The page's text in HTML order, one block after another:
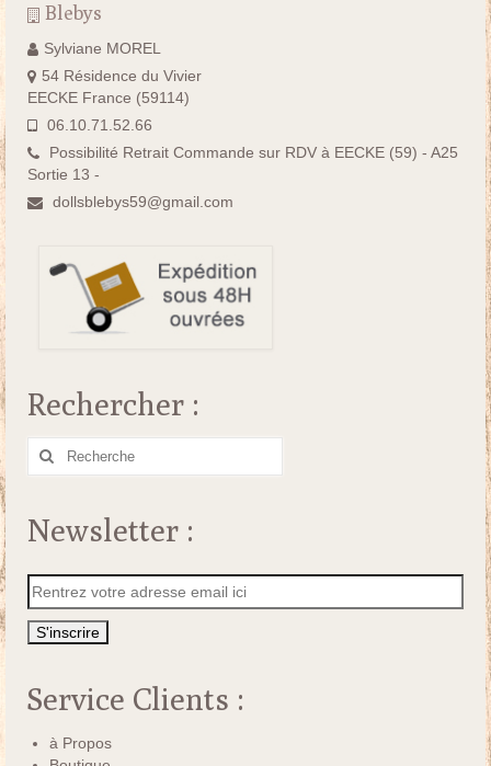
Blebys
Sylviane MOREL
54 Résidence du Vivier
EECKE France (59114)
06.10.71.52.66
Possibilité Retrait Commande sur RDV à EECKE (59) - A25
Sortie 13 -
dollsblebys59@gmail.com
Rechercher :
Rechercher
Newsletter :
Service Clients :
à Propos